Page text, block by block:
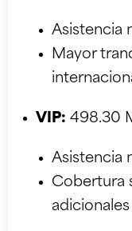
Asistencia
Mayor
VIP: 498.30
Asistencia
Cobertura
adicionales